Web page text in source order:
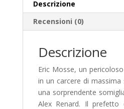
Descrizione
Recensioni (0)
Descrizione
Eric Mosse, un
in un carcere di massima
una sorprendente
Alex Renard. Il prefetto